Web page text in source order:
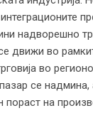
надворешно
движи во
во
се
пораст на